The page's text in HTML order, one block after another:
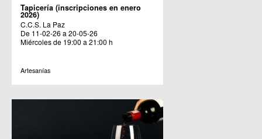
Tapicería (inscripciones en enero
2026)
C.C.S. La Paz
De 11-02-26 a 20-05-26
Miércoles de 19:00 a 21:00 h
Artesanías